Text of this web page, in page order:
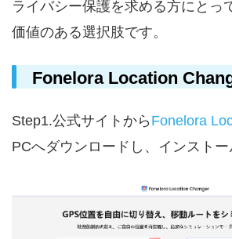
ライバシー保護を求める方にとっ
価値のある選択肢です。
Fonelora Location
Step1.公式サイトから Fonelora
PCへダウンロードし、インストー